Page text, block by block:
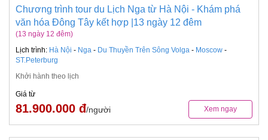
Chương trình tour du Lịch Nga từ Hà Nội - Khám phá
văn hóa Đông Tây kết hợp |13 ngày 12 đêm
(13 ngày 12 đêm)
Lịch trình: Hà Nội - Nga - Du Thuyền Trên Sông Volga - Moscow -
ST.Peterburg
Khởi hành theo lịch
Giá từ
81.900.000 đ/người Xem ngay